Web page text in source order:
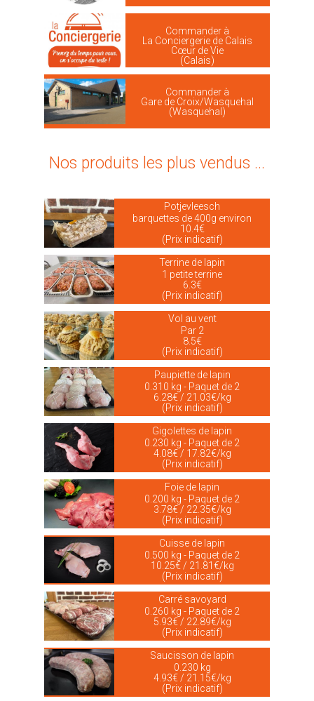
Commander à
La Conciergerie de Calais
Cœur de Vie
(Calais)
Commander à
Gare de Croix/Wasquehal
(Wasquehal)
Nos produits les plus vendus ...
Potjevleesch
barquettes de 400g environ
10.4€
(Prix indicatif)
Terrine de lapin
1 petite terrine
6.3€
(Prix indicatif)
Vol au vent
Par 2
8.5€
(Prix indicatif)
Paupiette de lapin
0.310 kg - Paquet de 2
6.28€ / 21.03€/kg
(Prix indicatif)
Gigolettes de lapin
0.230 kg - Paquet de 2
4.08€ / 17.82€/kg
(Prix indicatif)
Foie de lapin
0.200 kg - Paquet de 2
3.78€ / 22.35€/kg
(Prix indicatif)
Cuisse de lapin
0.500 kg - Paquet de 2
10.25€ / 21.81€/kg
(Prix indicatif)
Carré savoyard
0.260 kg - Paquet de 2
5.93€ / 22.89€/kg
(Prix indicatif)
Saucisson de lapin
0.230 kg
4.93€ / 21.15€/kg
(Prix indicatif)